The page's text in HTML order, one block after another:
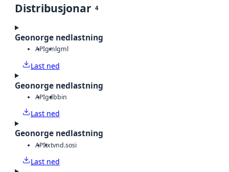
Distribusjonar 4
Geonorge nedlastning
APIgmlgml
Last ned
Geonorge nedlastning
APIgdbbin
Last ned
Geonorge nedlastning
APItxtvnd.sosi
Last ned